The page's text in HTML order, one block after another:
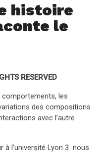
histoire
le
RESERVED
les
des compositions
avec l’autre
à l’université Lyon 3 nous